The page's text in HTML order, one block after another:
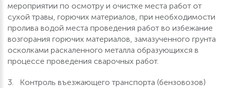
мероприятии по осмотру и очистке места работ от
сухой травы, горючих материалов, при необходимости
пролива водой места проведения работ во избежание
возгорания горючих материалов, замазученного грунта
осколками раскаленного металла образующихся в
процессе проведения сварочных работ.
3. Контроль въезжающего транспорта (бензовозов)